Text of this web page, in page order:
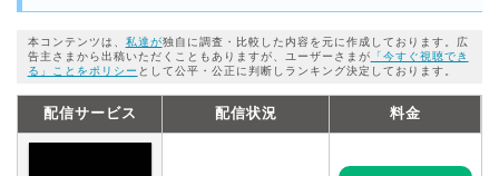
本コンテンツは、 私達が独自に調査・比較した内容を元に作成しております。広
告主さまから出稿いただくこともありますが、ユーザーさまが 「今すぐ視聴でき
る」ことをポリシー として公平・公正に判断しランキング決定しております。
配信サービス 配信状況 料金